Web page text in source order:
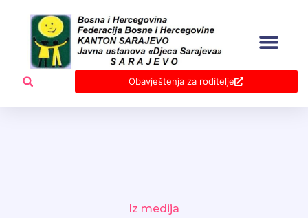
content
Obavještenja za roditelje
Iz medija